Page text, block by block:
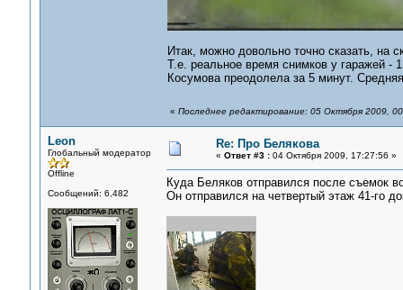
Итак, можно довольно точно сказать, на
Т.е. реальное время снимков у гаражей -
Косумова преодолела за 5 минут.
« Последнее редактирование: 05 Октября 2009,
Leon
Глобальный модератор
Offline
Сообщений: 6,482
Re: Про Белякова
« Ответ #3 :04 Октября 2009, 17:27:56 »
Куда Беляков отправился после съемок
Он отправился на четвертый этаж 41-го